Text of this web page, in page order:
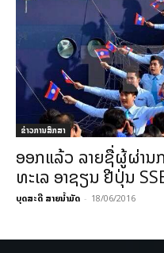
ຂ່າວການສຶກສາ
ອອກແລ້ວ ລາຍຊື່ຜູ້ຜ່ານ
ທະເລ ອາຊຽນ ຢີ່ປຸ່ນ
ບຸດສະດີ ສາຍນ້ຳມັດ - 18/06/2016